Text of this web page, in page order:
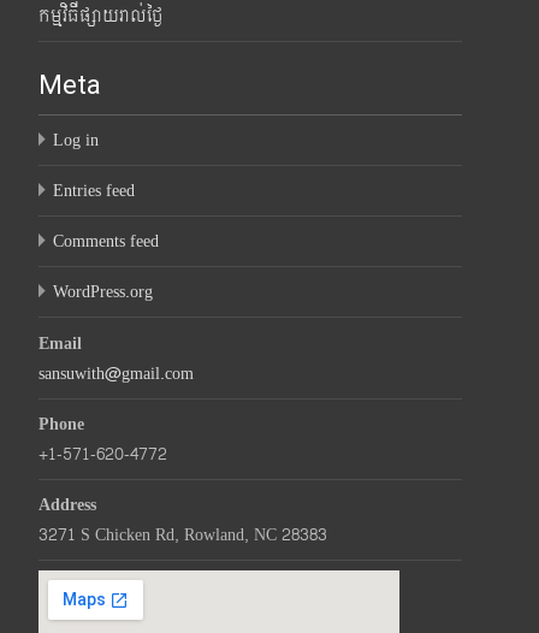
កម្មវិធីផ្សាយរាល់ថ្ងៃ
Meta
Log in
Entries feed
Comments feed
WordPress.org
Email
sansuwith@gmail.com
Phone
+1-571-620-4772
Address
3271 S Chicken Rd, Rowland, NC 28383